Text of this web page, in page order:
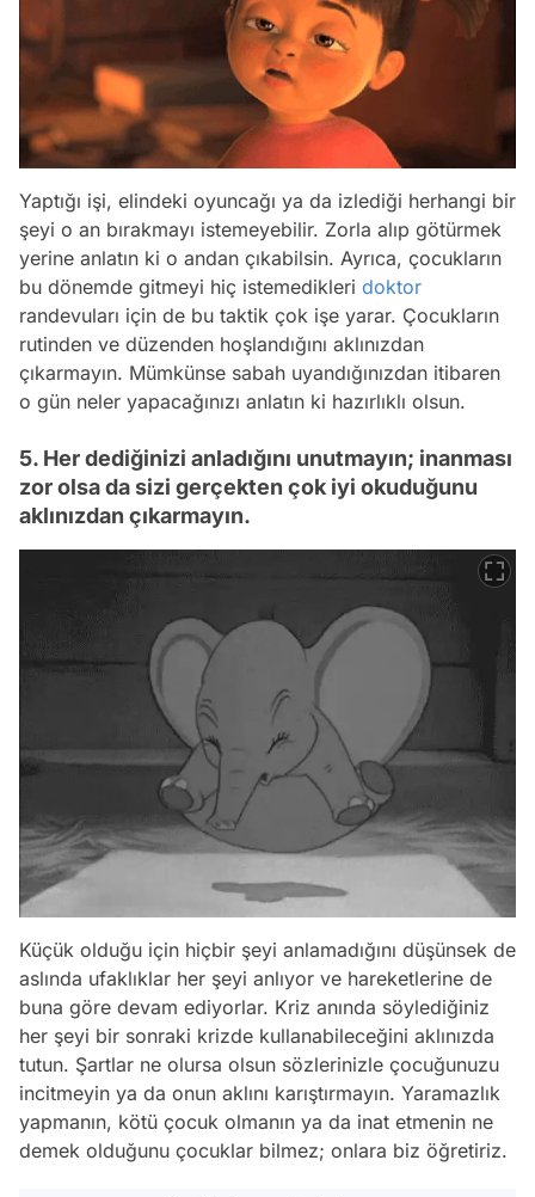
Yaptığı işi, elindeki oyuncağı ya da izlediği herhangi bir
şeyi o an bırakmayı istemeyebilir. Zorla alıp götürmek
yerine anlatın ki o andan çıkabilsin. Ayrıca, çocukların
bu dönemde gitmeyi hiç istemedikleri doktor
randevuları için de bu taktik çok işe yarar. Çocukların
rutinden ve düzenden hoşlandığını aklınızdan
çıkarmayın. Mümkünse sabah uyandığınızdan itibaren
o gün neler yapacağınızı anlatın ki hazırlıklı olsun.
5. Her dediğinizi anladığını unutmayın; inanması
zor olsa da sizi gerçekten çok iyi okuduğunu
aklınızdan çıkarmayın.
Küçük olduğu için hiçbir şeyi anlamadığını düşünsek de
aslında ufaklıklar her şeyi anlıyor ve hareketlerine de
buna göre devam ediyorlar. Kriz anında söylediğiniz
her şeyi bir sonraki krizde kullanabileceğini aklınızda
tutun. Şartlar ne olursa olsun sözlerinizle çocuğunuzu
incitmeyin ya da onun aklını karıştırmayın. Yaramazlık
yapmanın, kötü çocuk olmanın ya da inat etmenin ne
demek olduğunu çocuklar bilmez; onlara biz öğretiriz.